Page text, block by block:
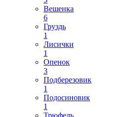
Вешенка
6
Груздь
1
Лисички
1
Опенок
3
Подберезовик
1
Подосиновик
1
Трюфель